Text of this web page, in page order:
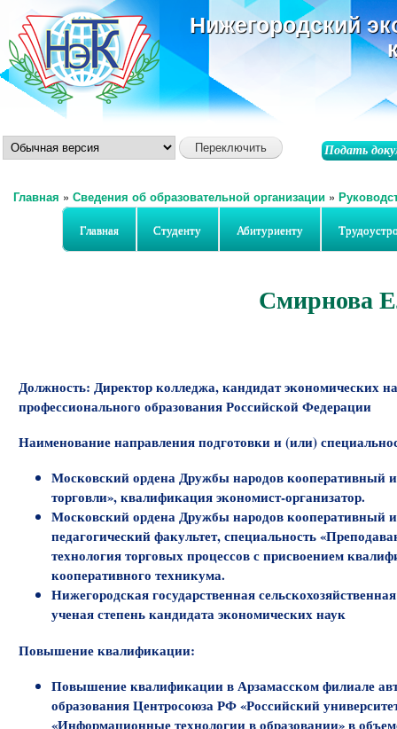
Нижегородский
Подать
Главная » Сведения об образовательной организации »
Главная Студенту Абитуриенту
Смирнова
Должность: Директор колледжа, кандидат экономических
профессионального образования Российской Федерации
Наименование направления подготовки и (или)
Московский ордена Дружбы народов кооперативный
торговли», квалификация экономист-организатор.
Московский ордена Дружбы народов кооперативный
педагогический факультет, специальность
технология торговых процессов с присвоением
кооперативного техникума.
Нижегородская государственная
ученая степень кандидата экономических наук
Повышение квалификации:
Повышение квалификации в Арзамасском филиале
образования Центросоюза РФ «Российский
«Информационные технологии в образовании» в